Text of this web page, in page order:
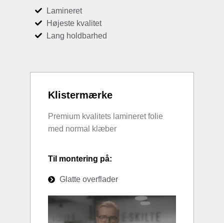
Lamineret
Højeste kvalitet
Lang holdbarhed
Klistermærke
Premium kvalitets lamineret folie
med normal klæber
Til montering på:
Glatte overflader